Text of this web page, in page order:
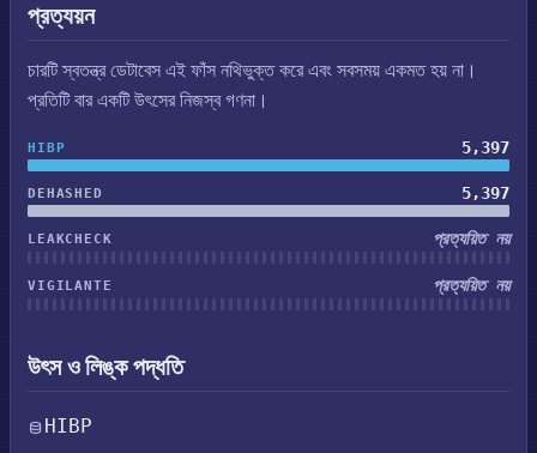
প্রত্যয়ন
চারটি স্বতন্ত্র ডেটাবেস এই ফাঁস নথিভুক্ত করে এবং সবসময় একমত হয় না।
প্রতিটি বার একটি উৎসের নিজস্ব গণনা।
HIBP 5,397
DEHASHED 5,397
LEAKCHECK প্রত্যয়িত নয়
VIGILANTE প্রত্যয়িত নয়
উৎস ও লিঙ্ক পদ্ধতি
HIBP